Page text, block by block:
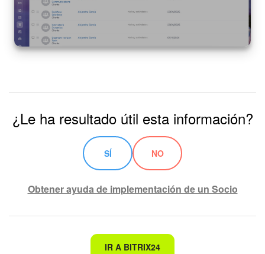
¿Le ha resultado útil esta información?
SÍ NO
Obtener ayuda de implementación de un Socio
No es lo que estoy buscando
IR A BITRIX24